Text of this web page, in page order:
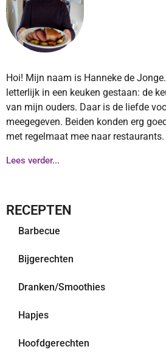
Hoi! Mijn naam is Hanneke de
letterlijk in een keuken gestaan: de
van mijn ouders. Daar is de liefde
meegegeven. Beiden konden erg
met regelmaat mee naar restaurants.
Lees verder...
RECEPTEN
Barbecue
Bijgerechten
Dranken/Smoothies
Hapjes
Hoofdgerechten